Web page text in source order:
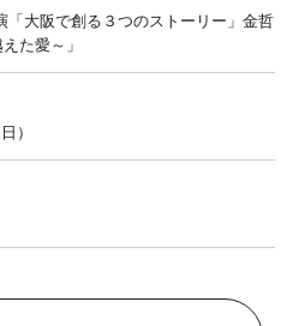
「大阪で創る３つのストーリー」金哲
た愛～」
）